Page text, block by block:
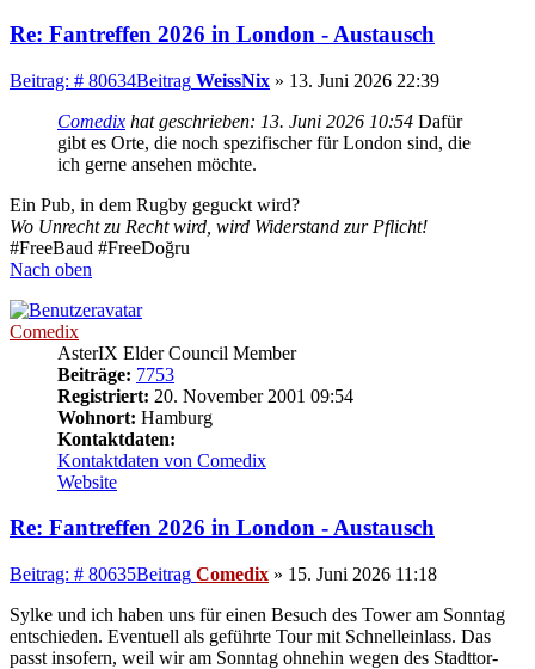
Re: Fantreffen 2026 in London - Austausch
Beitrag: # 80634Beitrag WeissNix » 13. Juni 2026 22:39
Comedix hat geschrieben: 13. Juni 2026 10:54 Dafür
gibt es Orte, die noch spezifischer für London sind, die
ich gerne ansehen möchte.
Ein Pub, in dem Rugby geguckt wird?
Wo Unrecht zu Recht wird, wird Widerstand zur Pflicht!
#FreeBaud #FreeDoğru
Nach oben
Comedix
AsterIX Elder Council Member
Beiträge: 7753
Registriert: 20. November 2001 09:54
Wohnort: Hamburg
Kontaktdaten:
Kontaktdaten von Comedix
Website
Re: Fantreffen 2026 in London - Austausch
Beitrag: # 80635Beitrag Comedix » 15. Juni 2026 11:18
Sylke und ich haben uns für einen Besuch des Tower am Sonntag
entschieden. Eventuell als geführte Tour mit Schnelleinlass. Das
passt insofern, weil wir am Sonntag ohnehin wegen des Stadttor-